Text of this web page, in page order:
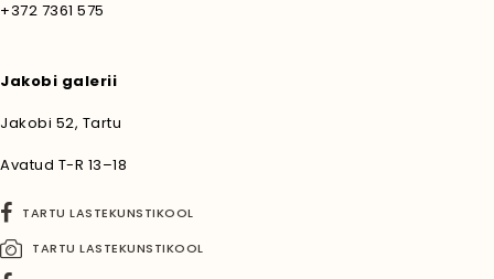
+372 7361 575
Jakobi galerii
Jakobi 52, Tartu
Avatud T-R 13–18
TARTU LASTEKUNSTIKOOL
TARTU LASTEKUNSTIKOOL